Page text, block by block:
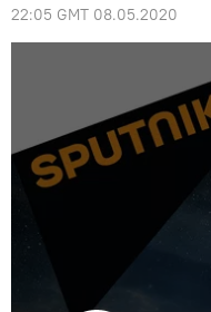
22:05 GMT 08.05.2020